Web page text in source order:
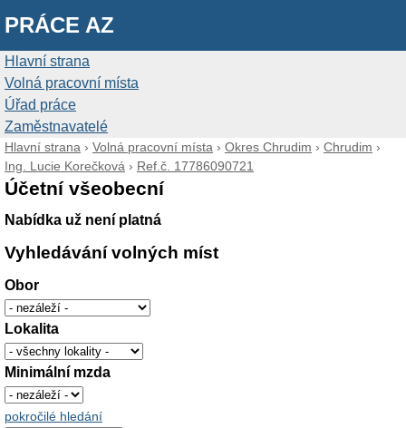
PRÁCE AZ
Hlavní strana
Volná pracovní místa
Úřad práce
Zaměstnavatelé
Hlavní strana › Volná pracovní místa › Okres Chrudim › Chrudim ›
Ing. Lucie Korečková › Ref.č. 17786090721
Účetní všeobecní
Nabídka už není platná
Vyhledávání volných míst
Obor
Lokalita
Minimální mzda
pokročilé hledání